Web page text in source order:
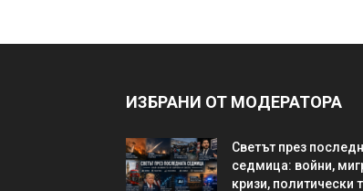
ИЗБРАНИ ОТ МОДЕРАТОРА
Светът през
седмица: войни,
кризи, политически